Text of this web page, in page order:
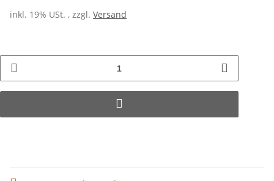
inkl. 19% USt. , zzgl. Versand